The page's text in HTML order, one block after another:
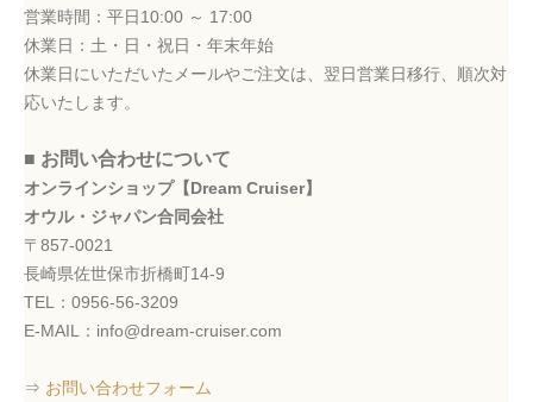
営業時間：平日10:00 ～ 17:00
休業日：土・日・祝日・年末年始
休業日にいただいたメールやご注文は、翌日営業日移行、順次対
応いたします。
■ お問い合わせについて
オンラインショップ【Dream Cruiser】
オウル・ジャパン合同会社
〒857-0021
長崎県佐世保市折橋町14-9
TEL：0956-56-3209
E-MAIL：info@dream-cruiser.com
⇒ お問い合わせフォーム